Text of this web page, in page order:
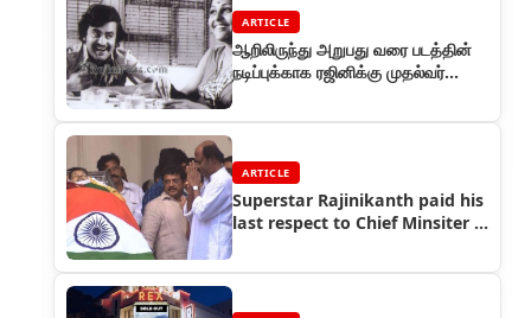
ARTICLE
ஆறிலிருந்து அறுபது வரை படத்தின்
நடிப்புக்காக ரஜினிக்கு முதல்வர்
ARTICLE
Superstar Rajinikanth paid his
last respect to Chief Minsiter J.